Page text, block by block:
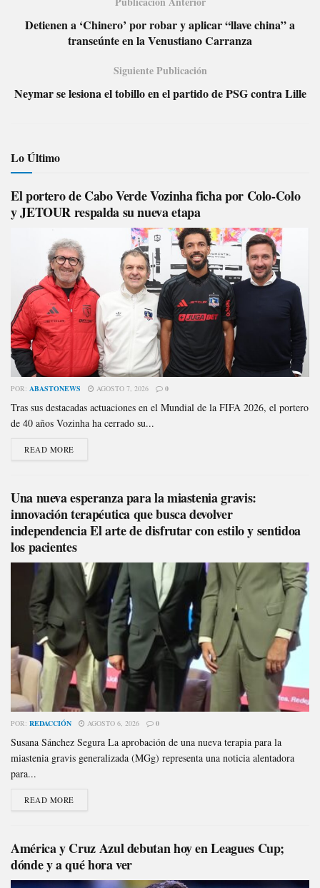
Detienen a ‘Chinero’ por robar y aplicar “llave china” a
transeúnte en la Venustiano Carranza
Siguiente Publicación
Neymar se lesiona el tobillo en el partido de PSG contra Lille
Lo Último
El portero de Cabo Verde Vozinha ficha por Colo-Colo
y JETOUR respalda su nueva etapa
POR: ABASTONEWS AGOSTO 7, 2026 0
Tras sus destacadas actuaciones en el Mundial de la FIFA 2026, el portero
de 40 años Vozinha ha cerrado su...
READ MORE
Una nueva esperanza para la miastenia gravis:
innovación terapéutica que busca devolver
independencia El arte de disfrutar con estilo y sentidoa
los pacientes
POR: REDACCIÓN AGOSTO 6, 2026 0
Susana Sánchez Segura La aprobación de una nueva terapia para la
miastenia gravis generalizada (MGg) representa una noticia alentadora
para...
READ MORE
América y Cruz Azul debutan hoy en Leagues Cup;
dónde y a qué hora ver